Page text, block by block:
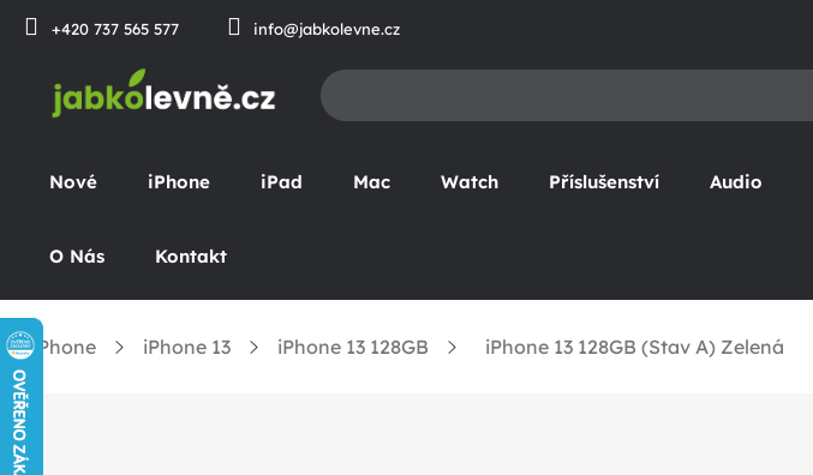
Přejít
+420 737 565 577 info@jabkolevne.cz
Nové iPhone iPad Mac Watch Příslušenství Audio
O Nás Kontakt
iPhone iPhone 13 iPhone 13 128GB iPhone 13 128GB (Stav A) Zelená